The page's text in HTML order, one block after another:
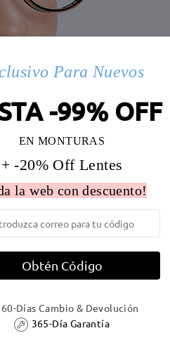
Para Nuevos
-99% OFF
EN MONTURAS
+ -20% Off Lentes
la web con descuento!
Obtén Código
60-Días Cambio & Devolución
365-Día Garantía